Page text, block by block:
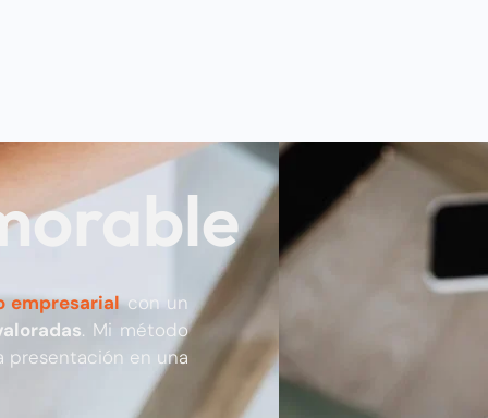
empresarialcon un
. Mi método
presentación en una